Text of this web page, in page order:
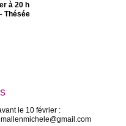
à 20 h
Thésée
le 10 février :